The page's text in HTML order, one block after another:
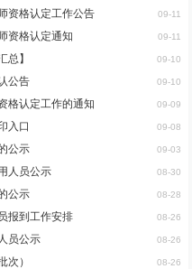
资格认定工作公告 09-11
资格认定通知 09-11
总】 09-10
公告 09-10
格认定工作的通知 09-09
入口 09-08
公示 09-03
人员公示 08-30
公示 08-28
报到工作安排 08-26
员公示 08-26
次） 08-26